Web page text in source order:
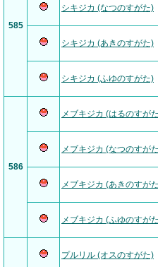
585
シキジカ (なつのすがた)
シキジカ (あきのすがた)
シキジカ (ふゆのすがた)
586
メブキジカ (はるのすが
メブキジカ (なつのすが
メブキジカ (あきのすが
メブキジカ (ふゆのすが
プルリル (オスのすがた)